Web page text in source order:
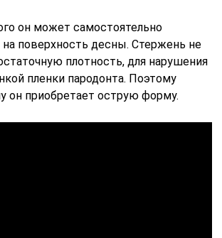
он может самостоятельно
на поверхность десны. Стержень не
плотность, для нарушения
пленки пародонта. Поэтому
он приобретает острую форму.